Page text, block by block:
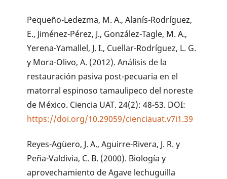
Pequeño-Ledezma, M. A., Alanís-Rodríguez,
E., Jiménez-Pérez, J., González-Tagle, M. A.,
Yerena-Yamallel, J. I., Cuellar-Rodríguez, L. G.
y Mora-Olivo, A. (2012). Análisis de la
restauración pasiva post-pecuaria en el
matorral espinoso tamaulipeco del noreste
de México. Ciencia UAT. 24(2): 48-53. DOI:
https://doi.org/10.29059/cienciauat.v7i1.39
Reyes-Agüero, J. A., Aguirre-Rivera, J. R. y
Peña-Valdivia, C. B. (2000). Biología y
aprovechamiento de Agave lechuguilla